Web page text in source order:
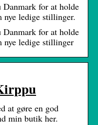
for at holde
nye ledige stillinger.
for at holde
nye ledige stillinger
at gøre en god
min butik her.